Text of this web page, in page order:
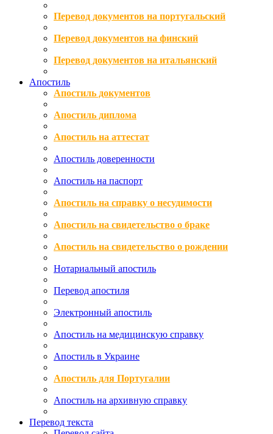
Перевод документов на португальский
Перевод документов на финский
Перевод документов на итальянский
Апостиль
Апостиль документов
Апостиль диплома
Апостиль на аттестат
Апостиль доверенности
Апостиль на паспорт
Апостиль на справку о несудимости
Апостиль на свидетельство о браке
Апостиль на свидетельство о рождении
Нотариальный апостиль
Перевод апостиля
Электронный апостиль
Апостиль на медицинскую справку
Апостиль в Украине
Апостиль для Португалии
Апостиль на архивную справку
Перевод текста